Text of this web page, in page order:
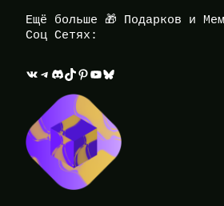
Ещё больше 🎁 Подарков и
Соц Сетях:
ВКонтакте Telegram Discord TikTok Pinterest YouTube Bluesky